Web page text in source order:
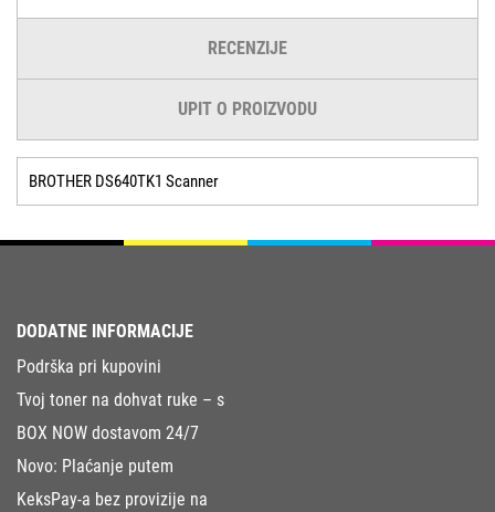
RECENZIJE
UPIT O PROIZVODU
BROTHER DS640TK1 Scanner
DODATNE INFORMACIJE
Podrška pri kupovini
Tvoj toner na dohvat ruke – s
BOX NOW dostavom 24/7
Novo: Plaćanje putem
KeksPay-a bez provizije na